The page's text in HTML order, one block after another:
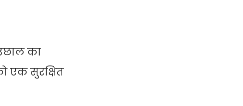
का
एक सुरक्षित